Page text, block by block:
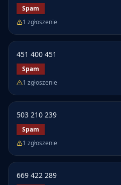
Spam
1 zgłoszenie
451 400 451
Spam
1 zgłoszenie
503 210 239
Spam
1 zgłoszenie
669 422 289